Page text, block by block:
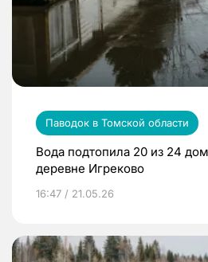
Паводок в Томской области
Вода подтопила 20 из 24
деревне Игреково
16:47 / 21.05.26